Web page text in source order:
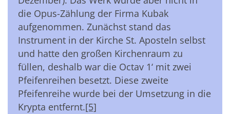
die Opus-Zählung der Firma Kubak
aufgenommen. Zunächst stand das
Instrument in der Kirche St. Aposteln selbst
und hatte den großen Kirchenraum zu
füllen, deshalb war die Octav 1‘ mit zwei
Pfeifenreihen besetzt. Diese zweite
Pfeifenreihe wurde bei der Umsetzung in die
Krypta entfernt.[5]